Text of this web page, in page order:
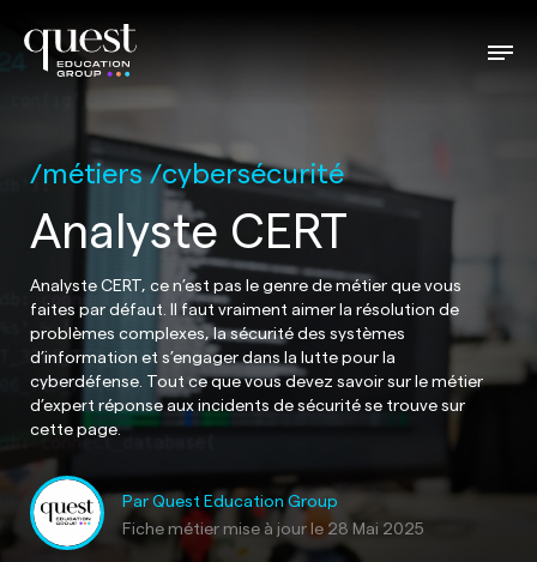
métiers cybersécurité
Analyste CERT
Analyste CERT, ce n’est pas le genre de métier que vous
faites par défaut. Il faut vraiment aimer la résolution de
problèmes complexes, la sécurité des systèmes
d’information et s’engager dans la lutte pour la
cyberdéfense. Tout ce que vous devez savoir sur le métier
d’expert réponse aux incidents de sécurité se trouve sur
cette page.
Par Quest Education Group
Fiche métier mise à jour le 28 Mai 2025